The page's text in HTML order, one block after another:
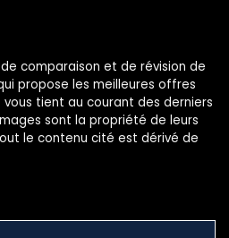
comparaison et de révision de
propose les meilleures offres
tient au courant des derniers
sont la propriété de leurs
le contenu cité est dérivé de